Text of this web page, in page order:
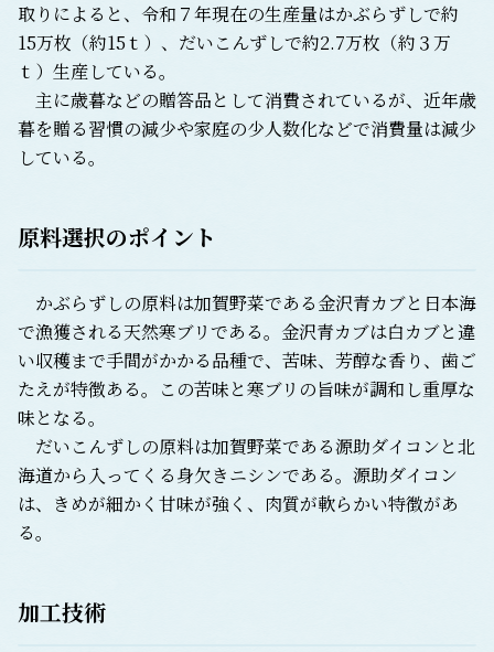
取りによると、令和７年現在の生産量はかぶらずしで約
15万枚（約15ｔ）、だいこんずしで約2.7万枚（約３万
ｔ）生産している。
主に歳暮などの贈答品として消費されているが、近年歳
暮を贈る習慣の減少や家庭の少人数化などで消費量は減少
している。
原料選択のポイント
かぶらずしの原料は加賀野菜である金沢青カブと日本海
で漁獲される天然寒ブリである。金沢青カブは白カブと違
い収穫まで手間がかかる品種で、苦味、芳醇な香り、歯ご
たえが特徴ある。この苦味と寒ブリの旨味が調和し重厚な
味となる。
だいこんずしの原料は加賀野菜である源助ダイコンと北
海道から入ってくる身欠きニシンである。源助ダイコン
は、きめが細かく甘味が強く、肉質が軟らかい特徴があ
る。
加工技術